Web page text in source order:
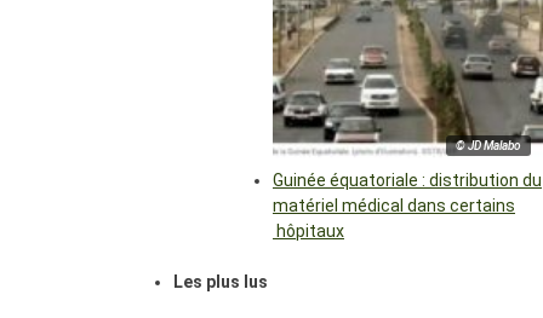
© JD Malabo
Guinée équatoriale : distribution du
matériel médical dans certains
hôpitaux
Les plus lus